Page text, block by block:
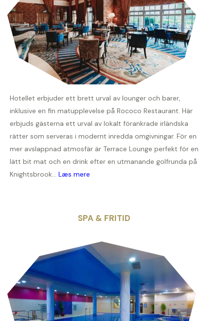
Hotellet erbjuder ett brett urval av lounger och barer,
inklusive en fin matupplevelse på Rococo Restaurant. Här
erbjuds gästerna ett urval av lokalt förankrade irländska
rätter som serveras i modernt inredda omgivningar. För en
mer avslappnad atmosfär är Terrace Lounge perfekt för en
lätt bit mat och en drink efter en utmanande golfrunda på
Knightsbrook... Læs mere
SPA & FRITID